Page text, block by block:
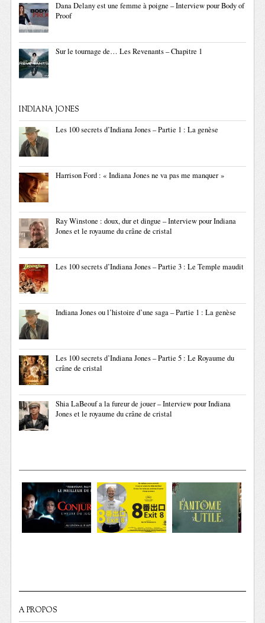
Dana Delany est une femme à poigne – Interview pour Body of
Proof
Sur le tournage de… Les Revenants – Chapitre 1
INDIANA JONES
Les 100 secrets d’Indiana Jones – Partie 1 : La genèse
Harrison Ford : « Indiana Jones ne va pas me manquer »
Ray Winstone : doux, dur et dingue – Interview pour Indiana
Jones et le royaume du crâne de cristal
Les 100 secrets d’Indiana Jones – Partie 3 : Le Temple maudit
Indiana Jones ou l’histoire d’une saga – Partie 1 : La genèse
Les 100 secrets d’Indiana Jones – Partie 5 : Le Royaume du
crâne de cristal
Shia LaBeouf a la fureur de jouer – Interview pour Indiana
Jones et le royaume du crâne de cristal
A PROPOS